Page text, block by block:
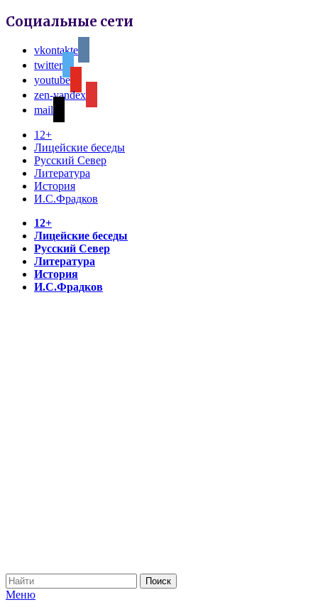
Социальные сети
vkontakte
twitter
youtube
zen-yandex
mail
12+
Лицейские беседы
Русский Север
Литература
История
И.С.Фрадков
12+
Лицейские беседы
Русский Север
Литература
История
И.С.Фрадков
Меню